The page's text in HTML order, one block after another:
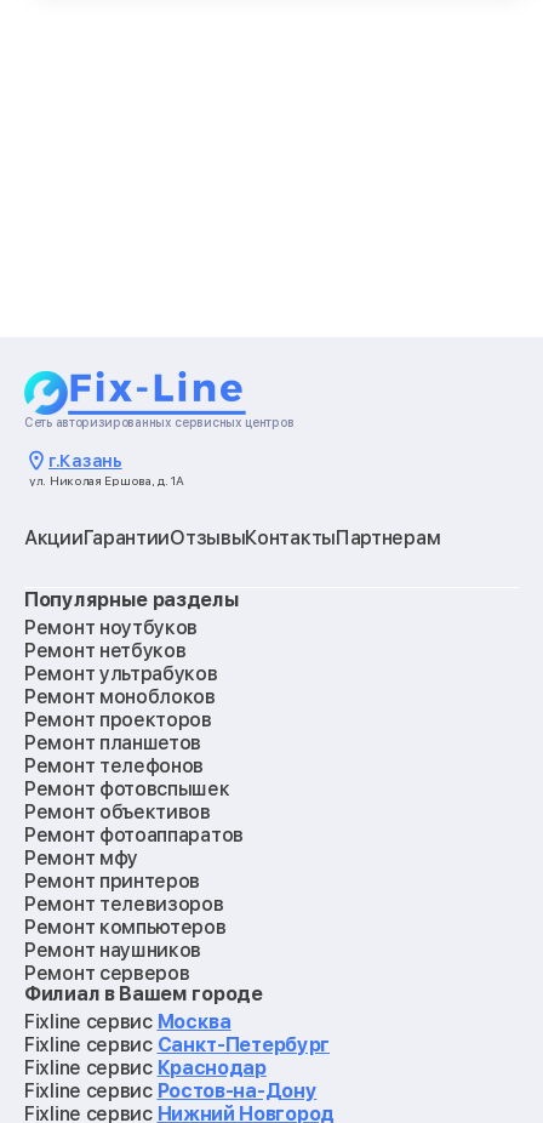
Сеть авторизированных сервисных центров
г.Казань
ул. Николая Ершова, д. 1А
АкцииГарантииОтзывыКонтактыПартнерам
Популярные разделы
Ремонт ноутбуков
Ремонт нетбуков
Ремонт ультрабуков
Ремонт моноблоков
Ремонт проекторов
Ремонт планшетов
Ремонт телефонов
Ремонт фотовспышек
Ремонт объективов
Ремонт фотоаппаратов
Ремонт мфу
Ремонт принтеров
Ремонт телевизоров
Ремонт компьютеров
Ремонт наушников
Ремонт серверов
Ремонт мониторов
Ремонт квадрокоптеров
Ремонт электросамокатов
Ремонт материнских плат
Ремонт видеокарт
Ремонт кофемашин
Филиал в Вашем городе
Fixline сервис Москва
Fixline сервис Санкт-Петербург
Fixline сервис Краснодар
Fixline сервис Ростов-на-Дону
Fixline сервис Нижний Новгород